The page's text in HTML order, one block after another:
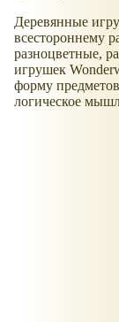
Деревянные
всестороннему
разноцветные,
игрушек
форму
логическое